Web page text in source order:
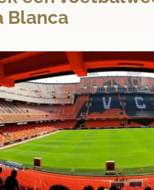
Blanca